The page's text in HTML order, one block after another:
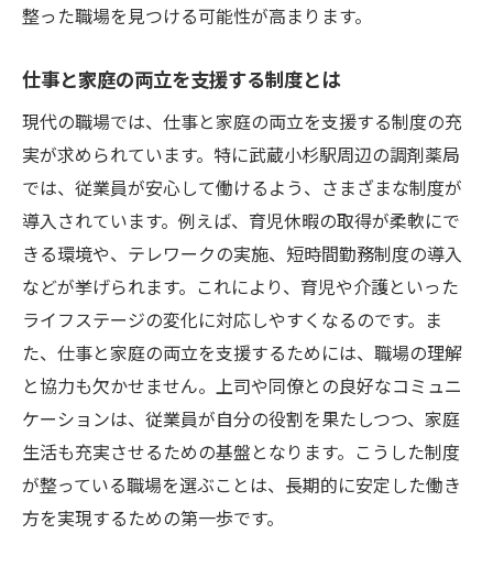
整った職場を見つける可能性が高まります。
仕事と家庭の両立を支援する制度とは
現代の職場では、仕事と家庭の両立を支援する制度の充
実が求められています。特に武蔵小杉駅周辺の調剤薬局
では、従業員が安心して働けるよう、さまざまな制度が
導入されています。例えば、育児休暇の取得が柔軟にで
きる環境や、テレワークの実施、短時間勤務制度の導入
などが挙げられます。これにより、育児や介護といった
ライフステージの変化に対応しやすくなるのです。ま
た、仕事と家庭の両立を支援するためには、職場の理解
と協力も欠かせません。上司や同僚との良好なコミュニ
ケーションは、従業員が自分の役割を果たしつつ、家庭
生活も充実させるための基盤となります。こうした制度
が整っている職場を選ぶことは、長期的に安定した働き
方を実現するための第一歩です。